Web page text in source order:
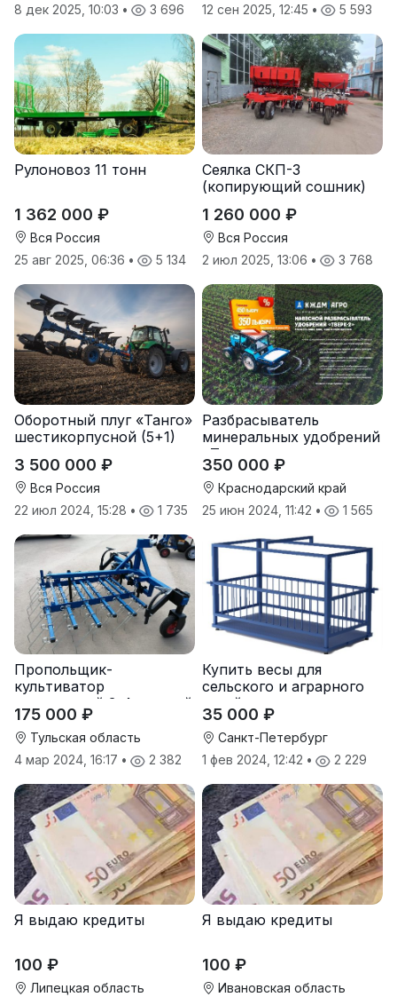
8 дек 2025, 10:03 • 3 696
12 сен 2025, 12:45 • 5 593
Рулоновоз 11 тонн
1 362 000 ₽
Вся Россия
25 авг 2025, 06:36 • 5 134
Сеялка СКП-3
(копирующий сошник)
1 260 000 ₽
Вся Россия
2 июл 2025, 13:06 • 3 768
Оборотный плуг «Танго»
шестикорпусной (5+1)
3 500 000 ₽
Вся Россия
22 июл 2024, 15:28 • 1 735
Разбрасыватель
минеральных удобрений
«Тверк»
350 000 ₽
Краснодарский край
25 июн 2024, 11:42 • 1 565
Пропольщик-
культиватор
штригерный 3-4-рядный
«ТУЛКА-3/4»
175 000 ₽
Тульская область
4 мар 2024, 16:17 • 2 382
Купить весы для
сельского и аграрного
хозяйства от
производителя
35 000 ₽
Санкт-Петербург
1 фев 2024, 12:42 • 2 229
Я выдаю кредиты
100 ₽
Липецкая область
Я выдаю кредиты
100 ₽
Ивановская область